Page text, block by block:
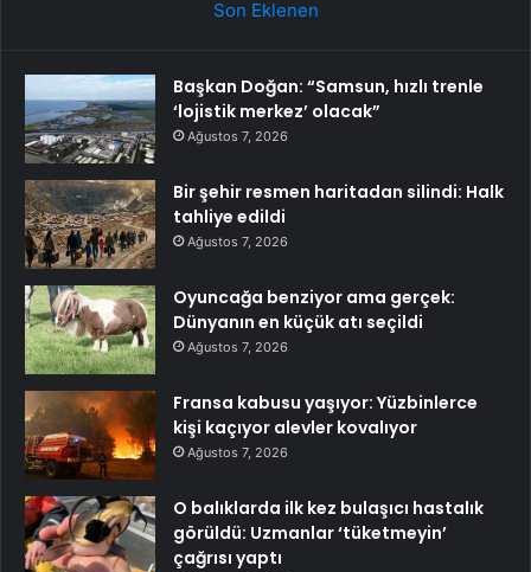
Son Eklenen
Başkan Doğan: “Samsun, hızlı trenle
‘lojistik merkez’ olacak”
Ağustos 7, 2026
Bir şehir resmen haritadan silindi: Halk
tahliye edildi
Ağustos 7, 2026
Oyuncağa benziyor ama gerçek:
Dünyanın en küçük atı seçildi
Ağustos 7, 2026
Fransa kabusu yaşıyor: Yüzbinlerce
kişi kaçıyor alevler kovalıyor
Ağustos 7, 2026
O balıklarda ilk kez bulaşıcı hastalık
görüldü: Uzmanlar ‘tüketmeyin’
çağrısı yaptı